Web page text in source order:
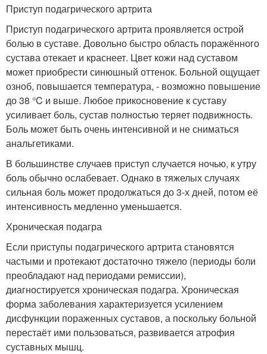
Приступ подагрического артрита
Приступ подагрического артрита проявляется острой
болью в суставе. Довольно быстро область поражённого
сустава отекает и краснеет. Цвет кожи над суставом
может приобрести синюшный оттенок. Больной ощущает
озноб, повышается температура, - возможно повышение
до 38 °C и выше. Любое прикосновение к суставу
усиливает боль, сустав полностью теряет подвижность.
Боль может быть очень интенсивной и не сниматься
анальгетиками.
В большинстве случаев приступ случается ночью, к утру
боль обычно ослабевает. Однако в тяжелых случаях
сильная боль может продолжаться до 3-х дней, потом её
интенсивность медленно уменьшается.
Хроническая подагра
Если приступы подагрического артрита становятся
частыми и протекают достаточно тяжело (периоды боли
преобладают над периодами ремиссии),
диагностируется хроническая подагра. Хроническая
форма заболевания характеризуется усилением
дисфункции пораженных суставов, а поскольку больной
перестаёт ими пользоваться, развивается атрофия
суставных мышц.